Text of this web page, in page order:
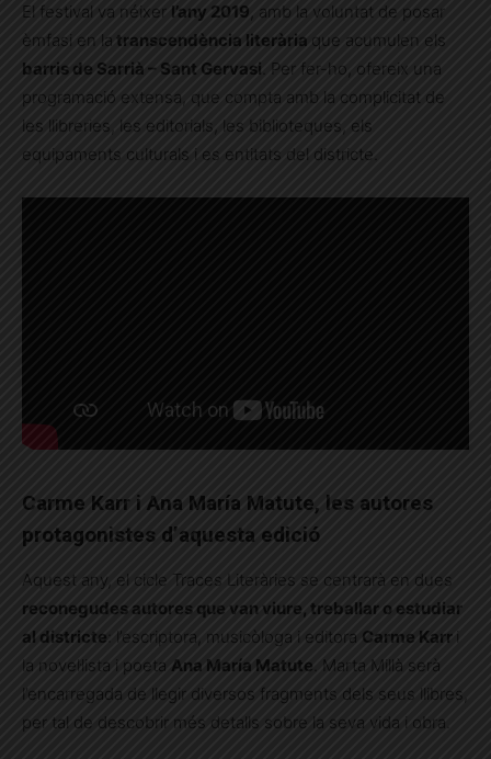
El festival va néixer l’any 2019, amb la voluntat de posar
èmfasi en la transcendència literària que acumulen els
barris de Sarrià – Sant Gervasi. Per fer-ho, ofereix una
programació extensa, que compta amb la complicitat de
les llibreries, les editorials, les biblioteques, els
equipaments culturals i es entitats del districte.
Carme Karr i Ana María Matute, les autores
protagonistes d’aquesta edició
Aquest any, el cicle Traces Literàries se centrarà en dues
reconegudes autores que van viure, treballar o estudiar
al districte: l’escriptora, musicòloga i editora Carme Karr i
la novel·lista i poeta Ana María Matute . Marta Millà serà
l’encarregada de llegir diversos fragments dels seus llibres,
per tal de descobrir més detalls sobre la seva vida i obra.